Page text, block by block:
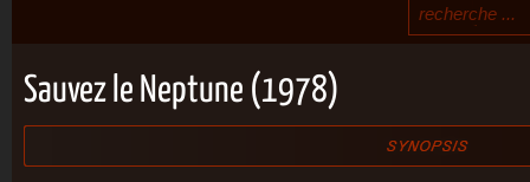
Sauvez le Neptune (1978)